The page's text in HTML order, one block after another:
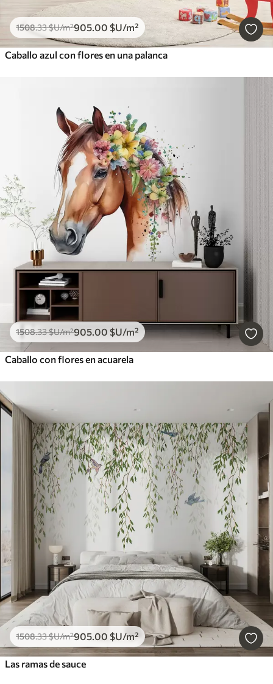
1508.33$U/m²905.00 $U/m²
Caballo azul con flores en una palanca
1508.33$U/m²905.00 $U/m²
Caballo con flores en acuarela
1508.33$U/m²905.00 $U/m²
Las ramas de sauce